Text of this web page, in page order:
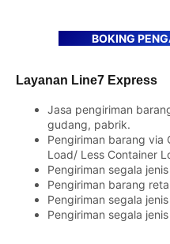
BOKING
Layanan Line7 Express
Jasa pengiriman
gudang, pabrik.
Pengiriman barang via
Load/ Less Container
Pengiriman segala
Pengiriman barang
Pengiriman segala
Pengiriman segala